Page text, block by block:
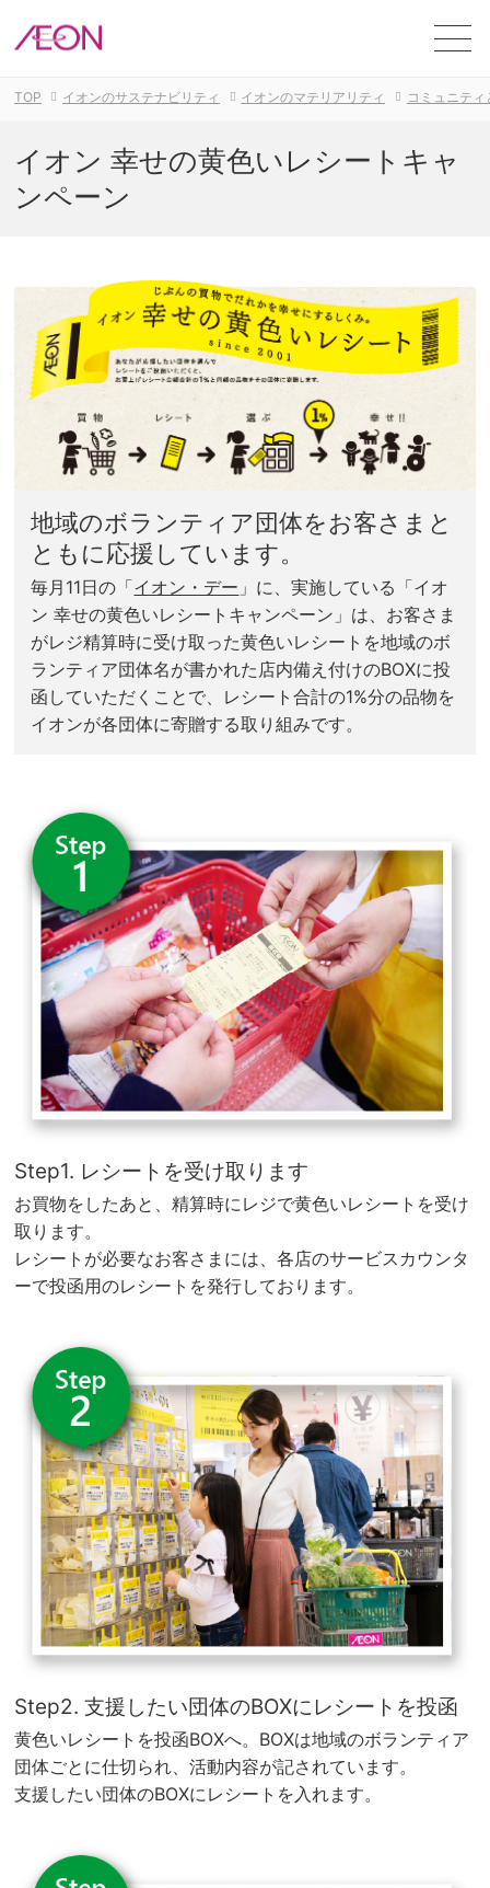
TOP イオンのサステナビリティ イオンのマテリアリティ コミュニティ
イオン 幸せの黄色いレシートキャ
ンペーン
地域のボランティア団体をお客さまと
ともに応援しています。
毎月11日の「イオン・デー 」に、実施している「イオ
ン 幸せの黄色いレシートキャンペーン」は、お客さま
がレジ精算時に受け取った黄色いレシートを地域のボ
ランティア団体名が書かれた店内備え付けのBOXに投
函していただくことで、レシート合計の1%分の品物を
イオンが各団体に寄贈する取り組みです。
Step1. レシートを受け取ります
お買物をしたあと、精算時にレジで黄色いレシートを受け
取ります。
レシートが必要なお客さまには、各店のサービスカウンタ
ーで投函用のレシートを発行しております。
Step2. 支援したい団体のBOXにレシートを投函
黄色いレシートを投函BOXへ。BOXは地域のボランティア
団体ごとに仕切られ、活動内容が記されています。
支援したい団体のBOXにレシートを入れます。